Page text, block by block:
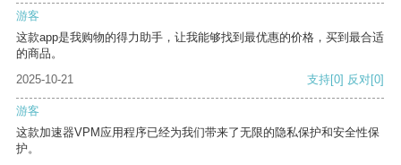
游客
这款app是我购物的得力助手，让我能够找到最优惠的价格，买到最合适
的商品。
2025-10-21
支持[0] 反对[0]
游客
这款加速器VPM应用程序已经为我们带来了无限的隐私保护和安全性保
护。